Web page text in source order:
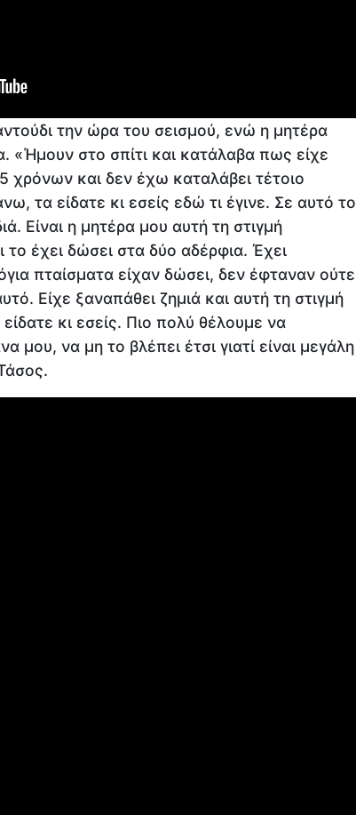
την ώρα του σεισμού, ενώ η μητέρα
«Ήμουν στο σπίτι και κατάλαβα πως είχε
χρόνων και δεν έχω καταλάβει τέτοιο
τα είδατε κι εσείς εδώ τι έγινε. Σε αυτό το
Είναι η μητέρα μου αυτή τη στιγμή
το έχει δώσει στα δύο αδέρφια. Έχει
πταίσματα είχαν δώσει, δεν έφταναν ούτε
Είχε ξαναπάθει ζημιά και αυτή τη στιγμή
κι εσείς. Πιο πολύ θέλουμε να
μου, να μη το βλέπει έτσι γιατί είναι μεγάλη